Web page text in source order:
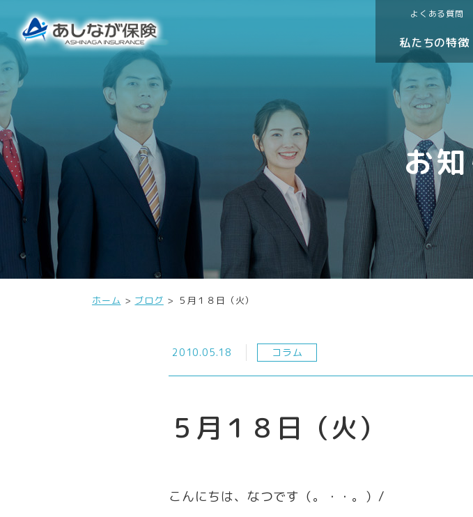
よくある質問
私たちの特徴
お
ホーム ブログ ５月１８日（火）
2010.05.18 コラム
５月１８日（火）
こんにちは、なつです（。・・。）/